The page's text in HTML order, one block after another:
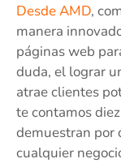
Desde AMD,
manera
páginas web
duda, el lograr
atrae clientes
te contamos
demuestran por
cualquier